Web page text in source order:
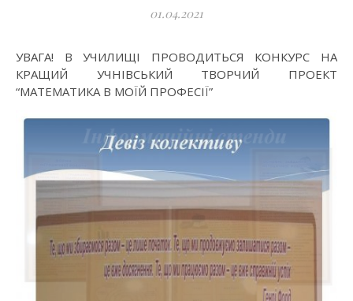
01.04.2021
УВАГА! В УЧИЛИЩІ ПРОВОДИТЬСЯ КОНКУРС НА
КРАЩИЙ УЧНІВСЬКИЙ ТВОРЧИЙ ПРОЕКТ
“МАТЕМАТИКА В МОЇЙ ПРОФЕСІЇ”